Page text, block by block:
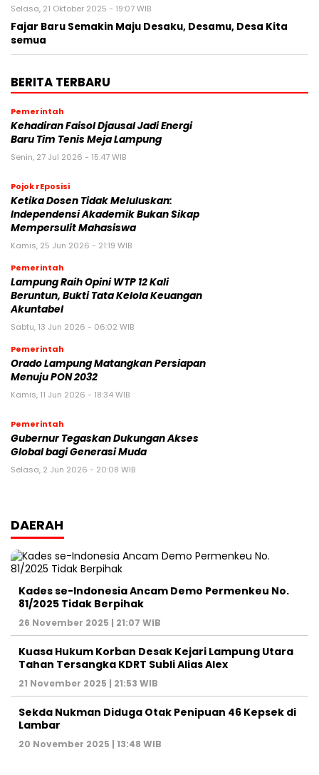
Selasa, 21 Oktober 2025 - 19:07 WIB
Fajar Baru Semakin Maju Desaku, Desamu, Desa Kita
semua
BERITA TERBARU
Pemerintah
Kehadiran Faisol Djausal Jadi Energi
Baru Tim Tenis Meja Lampung
Senin, 27 Jul 2026 - 15:47 WIB
Pojok rEposisi
Ketika Dosen Tidak Meluluskan:
Independensi Akademik Bukan Sikap
Mempersulit Mahasiswa
Kamis, 25 Jun 2026 - 21:19 WIB
Pemerintah
Lampung Raih Opini WTP 12 Kali
Beruntun, Bukti Tata Kelola Keuangan
Akuntabel
Sabtu, 13 Jun 2026 - 06:02 WIB
Pemerintah
Orado Lampung Matangkan Persiapan
Menuju PON 2032
Kamis, 11 Jun 2026 - 18:34 WIB
Pemerintah
Gubernur Tegaskan Dukungan Akses
Global bagi Generasi Muda
Selasa, 2 Jun 2026 - 20:08 WIB
DAERAH
Kades se-Indonesia Ancam Demo Permenkeu No.
81/2025 Tidak Berpihak
26 November 2025 | 21:07 WIB
Kuasa Hukum Korban Desak Kejari Lampung Utara
Tahan Tersangka KDRT Subli Alias Alex
21 November 2025 | 21:53 WIB
Sekda Nukman Diduga Otak Penipuan 46 Kepsek di
Lambar
20 November 2025 | 13:48 WIB